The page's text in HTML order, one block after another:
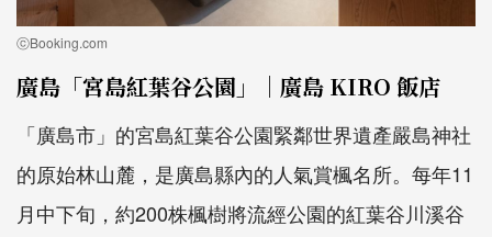
ⓒBooking.com
廣島「宮島紅葉谷公園」｜廣島 KIRO 飯店
「廣島市」的宮島紅葉谷公園緊鄰世界遺產嚴島神社
的原始林山麓，是廣島縣內的人氣賞楓名所。每年11
月中下旬，約200株楓樹將流經公園的紅葉谷川溪谷